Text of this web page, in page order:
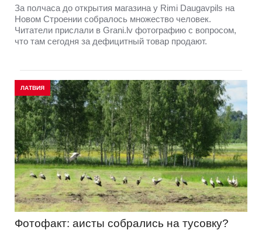
За полчаса до открытия магазина у Rimi Daugavpils на
Новом Строении собралось множество человек.
Читатели прислали в Grani.lv фотографию с вопросом,
что там сегодня за дефицитный товар продают.
ЛАТВИЯ
Фотофакт: аисты собрались на тусовку?